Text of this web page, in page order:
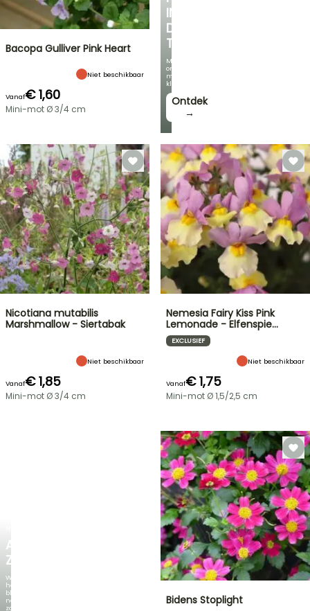
IN
DE
TUIN
Met
onze
mooiste
klimplanten!
Ontdek
→
AGAPANTHUS
ZAMBEZI
Wanneer
het
blad
net
zo
Bacopa Gulliver Pink Heart
Niet beschikbaar
Vanaf€ 1,60
Mini-mot Ø 3/4 cm
Nicotiana mutabilis
Marshmallow - Siertabak
Niet beschikbaar
Vanaf€ 1,85
Mini-mot Ø 3/4 cm
Nemesia Fairy Kiss Pink
Lemonade - Elfenspie…
EXCLUSIEF
Niet beschikbaar
Vanaf€ 1,75
Mini-mot Ø 1,5/2,5 cm
Bidens Stoplight